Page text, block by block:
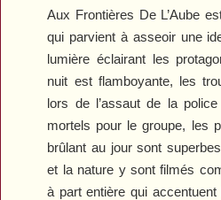
Aux Frontières De L’Aube
qui parvient à asseoir une
lumière éclairant les
nuit est flamboyante, les
lors de l’assaut de la
mortels pour le groupe, les
brûlant au jour sont
et la nature y sont filmés
à part entière qui accentuent